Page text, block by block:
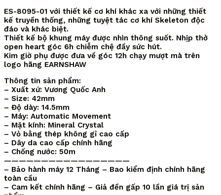
ES-8095-01 với thiết kế cơ khí khác xa với những thiết
kế truyền thống, những tuyệt tác cơ khí Skeleton độc
đáo và khác biệt.
Thiết kế bộ khung máy được nhìn thông suốt. Nhịp thở
open heart góc 6h chiễm chệ đầy sức hút.
Kim giờ phụ được đưa về góc 12h chạy mượt mà trên
logo hãng EARNSHAW
Thông tin sản phẩm:
– Xuất xứ: Vương Quốc Anh
– Size: 42mm
– Độ dày: 14.5mm
– Máy: Automatic Movement
– Mặt kính: Mineral Crystal
– Vỏ bằng thép không gỉ cao cấp
– Dây da cao cấp chính hãng
– Chống nước: 50m
—————————————————
– Bảo hành máy 12 Tháng – Bao kiểm định chính hãng
toàn cầu
– Cam kết chính hãng – Giả đền gấp 10 lần giá trị sản